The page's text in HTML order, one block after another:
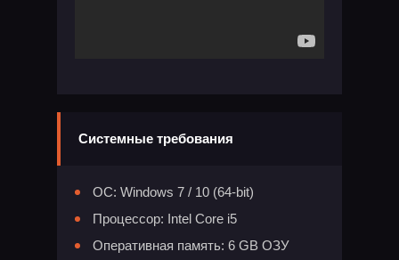
Системные требования
ОС: Windows 7 / 10 (64-bit)
Процессор: Intel Core i5
Оперативная память: 6 GB ОЗУ